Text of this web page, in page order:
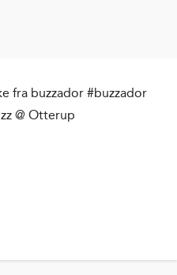
fra buzzador #buzzador
@ Otterup